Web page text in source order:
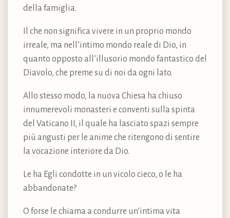
della famiglia.
Il che non significa vivere in un proprio mondo
irreale, ma nell’intimo mondo reale di Dio, in
quanto opposto all’illusorio mondo fantastico del
Diavolo, che preme su di noi da ogni lato.
Allo stesso modo, la nuova Chiesa ha chiuso
innumerevoli monasteri e conventi sulla spinta
del Vaticano II, il quale ha lasciato spazi sempre
più angusti per le anime che ritengono di sentire
la vocazione interiore da Dio.
Le ha Egli condotte in un vicolo cieco, o le ha
abbandonate?
O forse le chiama a condurre un’intima vita